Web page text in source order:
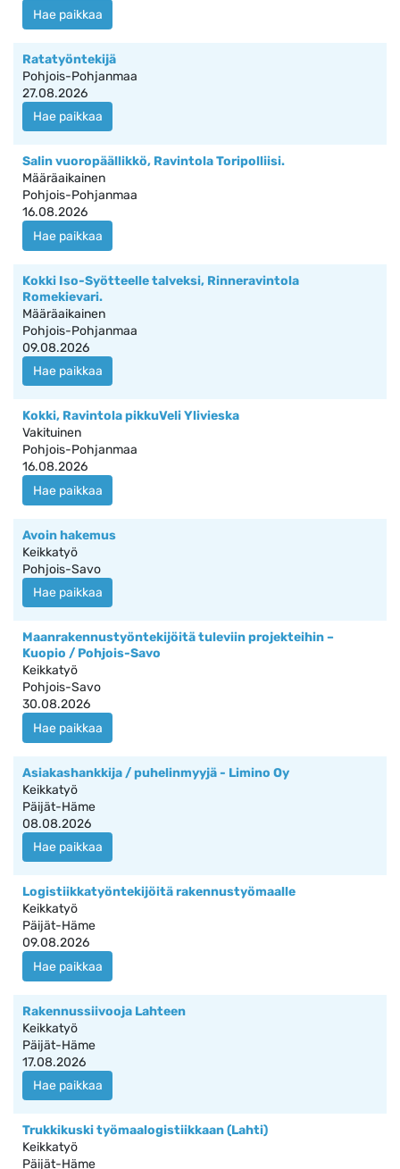
Hae paikkaa
Ratatyöntekijä
Pohjois-Pohjanmaa
27.08.2026
Hae paikkaa
Salin vuoropäällikkö, Ravintola Toripolliisi.
Määräaikainen
Pohjois-Pohjanmaa
16.08.2026
Hae paikkaa
Kokki Iso-Syötteelle talveksi, Rinneravintola
Romekievari.
Määräaikainen
Pohjois-Pohjanmaa
09.08.2026
Hae paikkaa
Kokki, Ravintola pikkuVeli Ylivieska
Vakituinen
Pohjois-Pohjanmaa
16.08.2026
Hae paikkaa
Avoin hakemus
Keikkatyö
Pohjois-Savo
Hae paikkaa
Maanrakennustyöntekijöitä tuleviin projekteihin –
Kuopio / Pohjois-Savo
Keikkatyö
Pohjois-Savo
30.08.2026
Hae paikkaa
Asiakashankkija / puhelinmyyjä - Limino Oy
Keikkatyö
Päijät-Häme
08.08.2026
Hae paikkaa
Logistiikkatyöntekijöitä rakennustyömaalle
Keikkatyö
Päijät-Häme
09.08.2026
Hae paikkaa
Rakennussiivooja Lahteen
Keikkatyö
Päijät-Häme
17.08.2026
Hae paikkaa
Trukkikuski työmaalogistiikkaan (Lahti)
Keikkatyö
Päijät-Häme